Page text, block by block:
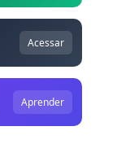
Acessar
Aprender